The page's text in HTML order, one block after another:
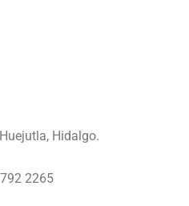
Hidalgo.
2265